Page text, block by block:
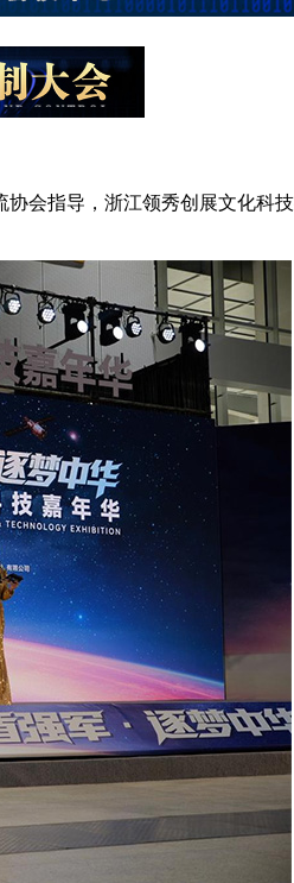
会指导，浙江领秀创展文化科